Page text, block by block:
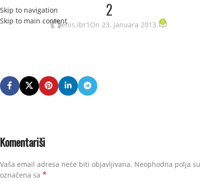
Skip to navigation
Skip to main content
2
enis.ibr1 On 23. Januara 2013. 0
Komentariši
Vaša email adresa neće biti objavljivana. Neophodna polja su
označena sa *